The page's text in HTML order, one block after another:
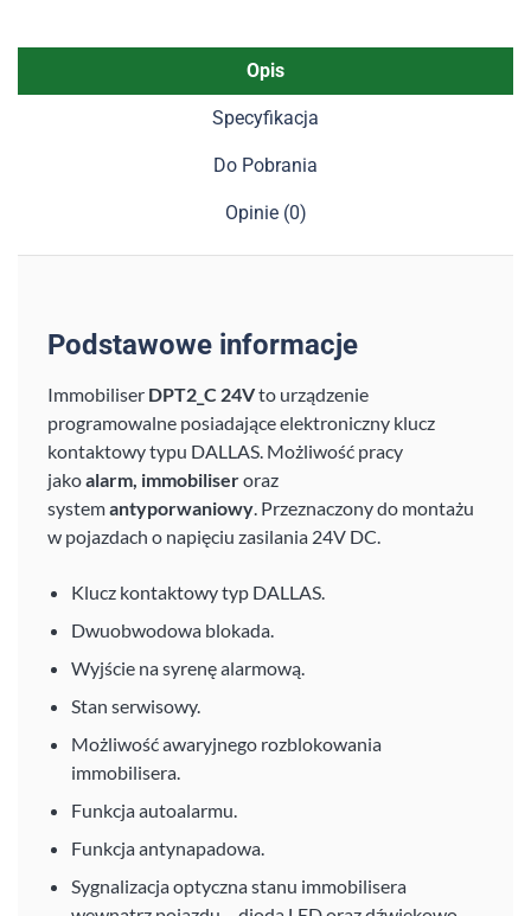
Opis
Specyfikacja
Do Pobrania
Opinie (0)
Podstawowe informacje
Immobiliser DPT2_C 24Vto urządzenie
programowalne posiadające elektroniczny klucz
kontaktowy typu DALLAS. Możliwość pracy
jakoalarm, immobiliseroraz
systemantyporwaniowy. Przeznaczony do montażu
w pojazdach o napięciu zasilania 24V DC.
Klucz kontaktowy typ DALLAS.
Dwuobwodowa blokada.
Wyjście na syrenę alarmową.
Stan serwisowy.
Możliwość awaryjnego rozblokowania
immobilisera.
Funkcja autoalarmu.
Funkcja antynapadowa.
Sygnalizacja optyczna stanu immobilisera